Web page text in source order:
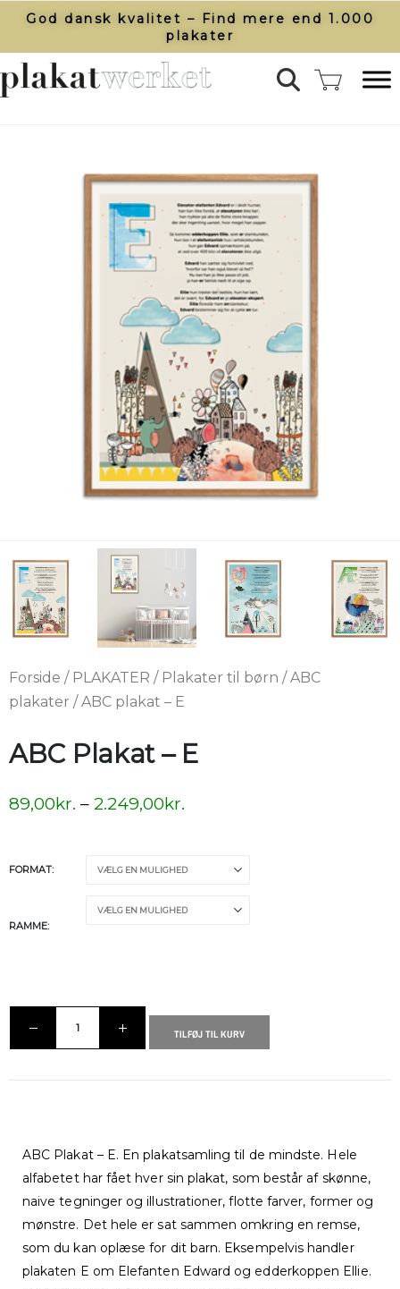
God dansk kvalitet – Find mere end 1.000
plakater​
Forside / PLAKATER / Plakater til børn /ABC
plakater / ABC plakat – E
ABC Plakat – E
89,00kr. – 2.249,00kr.
FORMAT
RAMME
TILFØJ TIL KURV
ABC Plakat – E. En plakatsamling til de mindste. Hele
alfabetet har fået hver sin plakat, som består af skønne,
naive tegninger og illustrationer, flotte farver, former og
mønstre. Det hele er sat sammen omkring en remse,
som du kan oplæse for dit barn. Eksempelvis handler
plakaten E om Elefanten Edward og edderkoppen Ellie.